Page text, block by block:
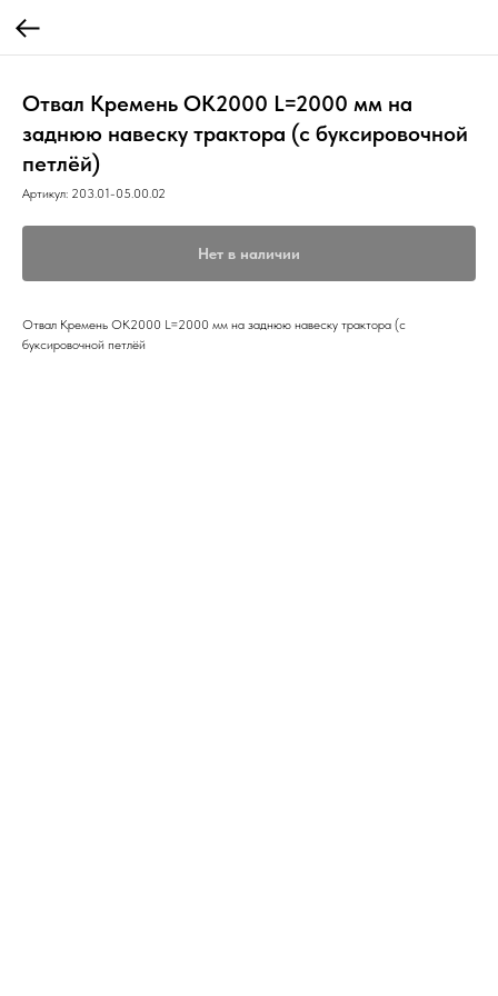
Отвал Кремень ОК2000 L=2000 мм на
заднюю навеску трактора (с буксировочной
петлёй)
Артикул: 203.01-05.00.02
Нет в наличии
Отвал Кремень ОК2000 L=2000 мм на заднюю навеску трактора (с
буксировочной петлёй